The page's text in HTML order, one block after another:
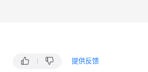
提供反馈